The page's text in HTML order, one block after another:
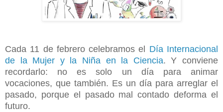
Cada 11 de febrero celebramos el Día Internacional
de la Mujer y la Niña en la Ciencia. Y conviene
recordarlo: no es solo un día para animar
vocaciones, que también. Es un día para arreglar el
pasado, porque el pasado mal contado deforma el
futuro.